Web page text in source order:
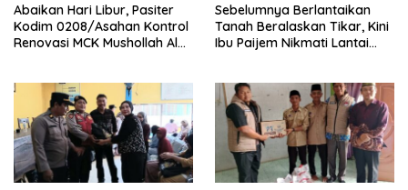
Abaikan Hari Libur, Pasiter
Kodim 0208/Asahan Kontrol
Renovasi MCK Mushollah Al
Sebelumnya Berlantaikan
Tanah Beralaskan Tikar, Kini
Ibu Paijem Nikmati Lantai
0208/Asahan